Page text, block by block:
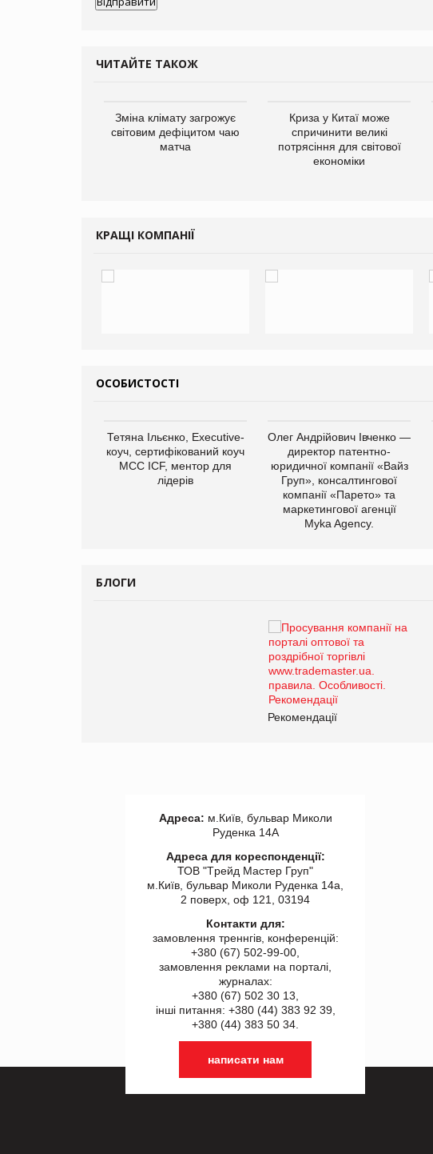
ЧИТАЙТЕ ТАКОЖ
Зміна клімату загрожує
світовим дефіцитом чаю
матча
Криза у Китаї може
спричинити великі
потрясіння для світової
економіки
КРАЩІ КОМПАНІЇ
ОСОБИСТОСТІ
Тетяна Ільєнко, Executive-
коуч, сертифікований коуч
МСС ICF, ментор для
лідерів
Олег Андрійович Івченко —
директор патентно-
юридичної компанії «Вайз
Груп», консалтингової
компанії «Парето» та
маркетингової агенції
Myka Agency.
БЛОГИ
Рекомендації
Адреса: м.Київ, бульвар Миколи
Руденка 14А
Адреса для кореспонденції:
ТОВ "Tрейд Мастер Груп"
м.Київ, бульвар Миколи Руденка 14а,
2 поверх, оф 121, 03194
Контакти для:
замовлення треннгів, конференцій:
+380 (67) 502-99-00,
замовлення реклами на порталі,
журналах:
+380 (67) 502 30 13,
інші питання: +380 (44) 383 92 39,
+380 (44) 383 50 34.
написати нам